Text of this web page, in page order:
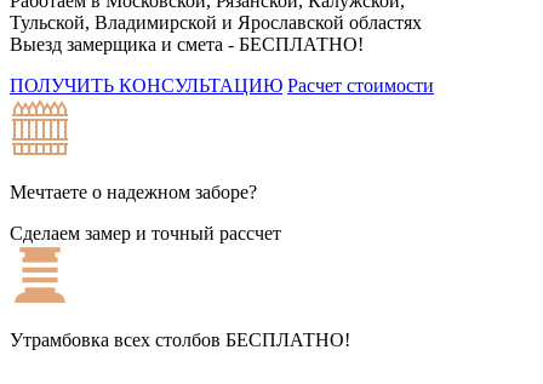
Тульской, Владимирской и Ярославской областях
Выезд замерщика и смета - БЕСПЛАТНО!
ПОЛУЧИТЬ КОНСУЛЬТАЦИЮ Расчет стоимости
Мечтаете о надежном заборе?
Сделаем замер и точный рассчет
Утрамбовка всех столбов БЕСПЛАТНО!